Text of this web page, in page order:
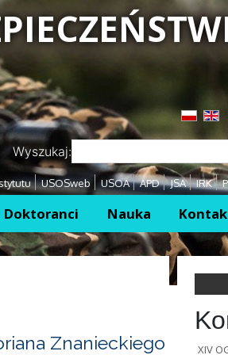
Przejdź
Przejdź
Wyszukaj:
USOSweb USOA APD JSA IRK
Doktoranci Nauka
Znanieckiego XIV